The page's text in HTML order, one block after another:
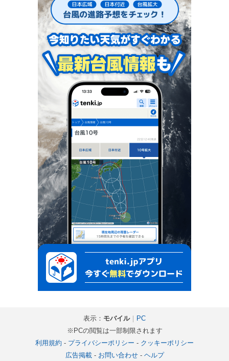
表示： モバイル｜ PC
※PCの閲覧は一部制限されます
利用規約 - プライバシーポリシー - クッキーポリシー
広告掲載- お問い合わせ- ヘルプ